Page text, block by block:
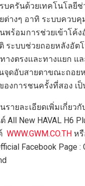
บครันด้วยเทคโนโลยี
างๆ อาทิ ระบบควบคุ
ร้อมการช่วยเข้าโค้ง
ระบบช่วยถอยหลังอัต
งตรงและทางแยก แ
จุดอับสายตาขณะถอย
งการชนครั้งที่สอง เ
ายละเอียดเพิ่มเกี่ยวกั
All New HAVAL H6
WWW.GWM.CO.TH หรื
Facebook Page :